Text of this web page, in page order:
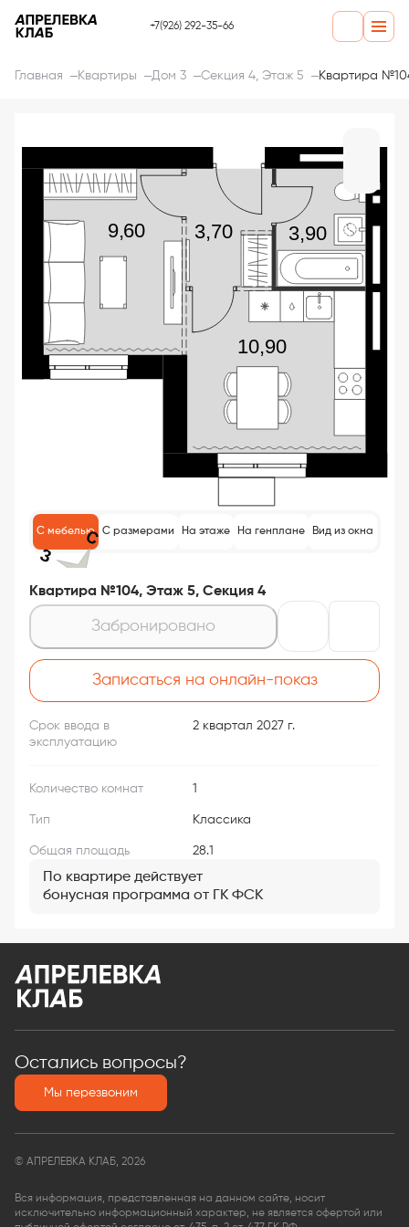
+7(926) 292-35-66
Главная Квартиры Дом 3 Секция 4, Этаж 5 Квартира
С мебелью С размерами На этаже На генплане Вид из окна
Квартира №104, Этаж 5, Секция 4
Забронировано
Записаться на онлайн-показ
Срок ввода в
эксплуатацию
2 квартал 2027 г.
Количество комнат 1
Тип Классика
Общая площадь 28.1
По квартире действует
бонусная программа от ГК ФСК
Остались вопросы?
Мы перезвоним
© АПРЕЛЕВКА КЛАБ, 2026
Вся информация, представленная на данном сайте, носит
исключительно информационный характер, не является офертой или